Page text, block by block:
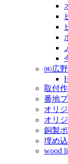
㈱広
取付
番地
オリ
オリ
銅製
埋め
wood